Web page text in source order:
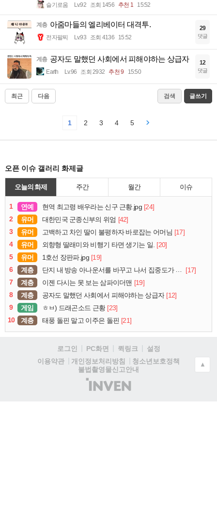
슬기로움 Lv.92 조회 1456 추천 1 15:52
계층 아줌마들의 엘리베이터 대격투.
전자팔찌 Lv.93 조회 4136 15:52
29
댓글
계층 공자도 말했던 사회에서 피해야하는 상급자
Earth Lv.96 조회 2932 추천 9 15:50
12
댓글
최근 다음 검색 글쓰기
1 2 3 4 5
오픈 이슈 갤러리 화제글
오늘의 화제 주간 월간 이슈
1 연예 현역 최고령 배우라는 신구 근황.jpg [24]
2
유머 대한민국 군종신부의 위엄 [42]
3
유머 고백하고 차인 딸이 불평하자 바로잡는 어머님 [17]
4
유머 외향형 딸래미와 비행기 타면 생기는 일. [20]
5
유머 1호선 장판파.jpg [19]
6
계층 단지 내 방송 아나운서를 바꾸고 나서 집중도가 확 올라갔다는 한 아파트의 안내방송
[17]
7
계층 이젠 다시는 못 보는 삼파이더맨 [19]
8
계층 공자도 말했던 사회에서 피해야하는 상급자 [12]
9
게임 ㅎㅂ) 드래곤소드 근황 [23]
10
계층 태풍 돌핀 말고 이주은 돌핀 [21]
로그인 PC화면 퀵링크
설정
이용약관
개인정보처리방침
청소년보호정책
불법촬영물신고안내
(주)
인
▲